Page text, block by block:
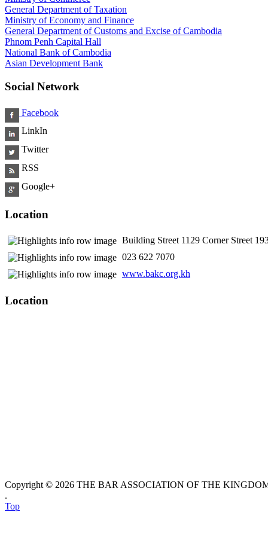
General Department of Taxation
Ministry of Economy and Finance
General Department of Customs and Excise of Cambodia
Phnom Penh Capital Hall
National Bank of Cambodia
Asian Development Bank
Social Network
Facebook
LinkIn
Twitter
RSS
Google+
Location
Building Street 1129 Corner Street
​ 023 622 7070
www.bakc.org.kh
Location
Copyright © 2026 THE BAR ASSOCIATION OF THE
.
Top